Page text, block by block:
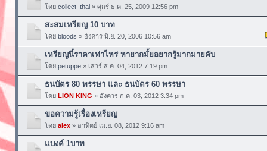
โดย collect_thai» ศุกร์ ธ.ค. 25, 2009 12:56 pm
สะสมเหรียญ 10 บาท
โดย bloods » อังคาร มิ.ย. 20, 2006 10:56 am
เหรียญนี้ราคาเท่าไหร่ หายากมั้ยอยากรู้มากมายคับ
โดย petuppe» เสาร์ ส.ค. 04, 2012 7:19 pm
ธนบัตร 80 พรรษา และ ธนบัตร 60 พรรษา
โดย LION KING » อังคาร ก.ค. 03, 2012 3:34 pm
ขอความรู้เรื่องเหรียญ
โดย alex» อาทิตย์ เม.ย. 08, 2012 9:16 am
แบงค์ 1บาท